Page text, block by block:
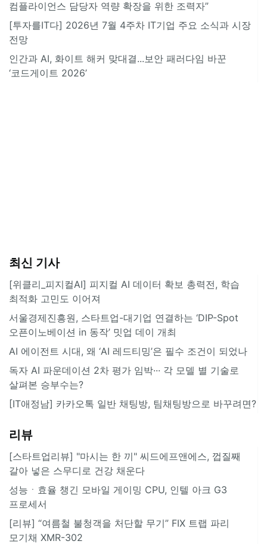
컴플라이언스 담당자 역량 확장을 위한 조력자”
[투자를IT다] 2026년 7월 4주차 IT기업 주요 소식과 시장
전망
인간과 AI, 화이트 해커 맞대결...보안 패러다임 바꾼
‘코드게이트 2026’
최신 기사
[위클리_피지컬AI] 피지컬 AI 데이터 확보 총력전, 학습
최적화 고민도 이어져
서울경제진흥원, 스타트업-대기업 연결하는 ‘DIP-Spot
오픈이노베이션 in 동작’ 밋업 데이 개최
AI 에이전트 시대, 왜 ‘AI 레드티밍’은 필수 조건이 되었나
독자 AI 파운데이션 2차 평가 임박··· 각 모델 별 기술로
살펴본 승부수는?
[IT애정남] 카카오톡 일반 채팅방, 팀채팅방으로 바꾸려면?
리뷰
[스타트업리뷰] "마시는 한 끼" 씨드에프앤에스, 껍질째
갈아 넣은 스무디로 건강 채운다
성능ㆍ효율 챙긴 모바일 게이밍 CPU, 인텔 아크 G3
프로세서
[리뷰] “여름철 불청객을 처단할 무기” FIX 트랩 파리
모기채 XMR-302